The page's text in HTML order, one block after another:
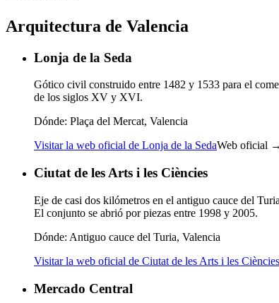
Arquitectura de Valencia
Lonja de la Seda
Gótico civil construido entre 1482 y 1533 para el
de los siglos XV y XVI.
Dónde: Plaça del Mercat, Valencia
Visitar la web oficial de Lonja de la SedaWeb oficial →
Ciutat de les Arts i les Ciències
Eje de casi dos kilómetros en el antiguo cauce del
El conjunto se abrió por piezas entre 1998 y 2005.
Dónde: Antiguo cauce del Turia, Valencia
Visitar la web oficial de Ciutat de les Arts i les Ciències
Mercado Central